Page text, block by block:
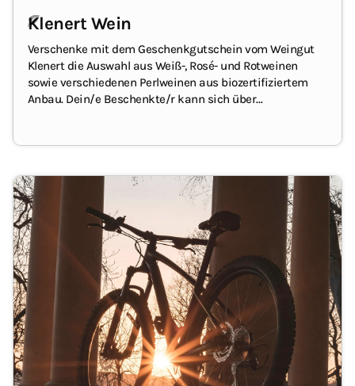
Klenert Wein
Verschenke mit dem Geschenkgutschein vom Weingut
Klenert die Auswahl aus Weiß-, Rosé- und Rotweinen
sowie verschiedenen Perlweinen aus biozertifiziertem
Anbau. Dein/e Beschenkte/r kann sich über
Lemberger und Cabernet Sauvignon und andere freuen.